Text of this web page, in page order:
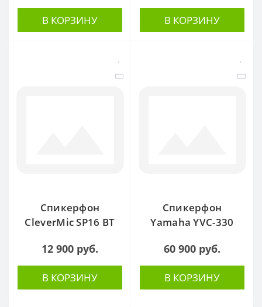
В КОРЗИНУ В КОРЗИНУ
Спикерфон
CleverMic SP16 BT
12 900 руб.
В КОРЗИНУ
Спикерфон
Yamaha YVC-330
60 900 руб.
В КОРЗИНУ